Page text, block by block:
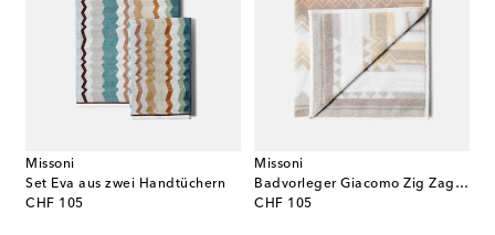
Missoni
Set Eva aus zwei Handtüchern
CHF 105
original price
Missoni
Badvorleger Giacomo Zig Zag aus Frottee
CHF 105
original price